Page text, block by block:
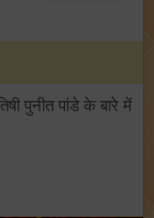
पुनीत पांडे के बारे में